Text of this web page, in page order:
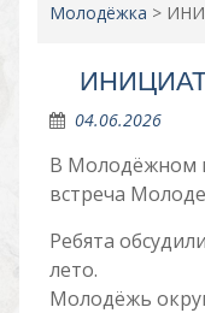
Молодёжка >
04.06.2026
В Молодёжном
встреча
Ребята
лето.
Молодёжь